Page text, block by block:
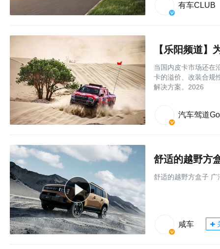
有车CLUB
当国内皮卡市场还在
卡的溢价、改装合规
解决方案。2026
汽车驾道Go
舒适的越野方
舒适的越野方盒子
咸车